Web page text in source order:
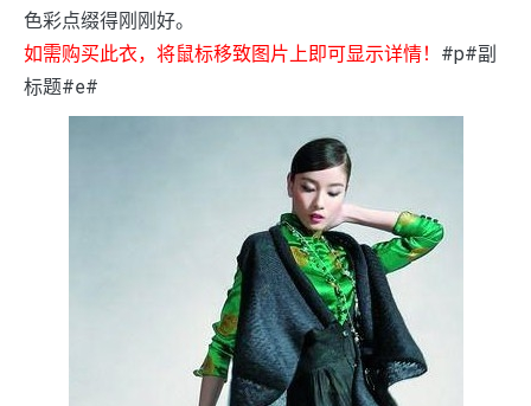
色彩点缀得刚刚好。
如需购买此衣，将鼠标移致图片上即可显示详情！ #p#副
标题#e#